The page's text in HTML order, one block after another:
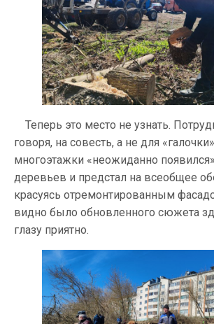
Теперь это место не узнать.
говоря, на совесть, а не для
многоэтажки «неожиданно
деревьев и предстал на всеобщее
красуясь отремонтированным
видно было обновленного сюжета
глазу приятно.